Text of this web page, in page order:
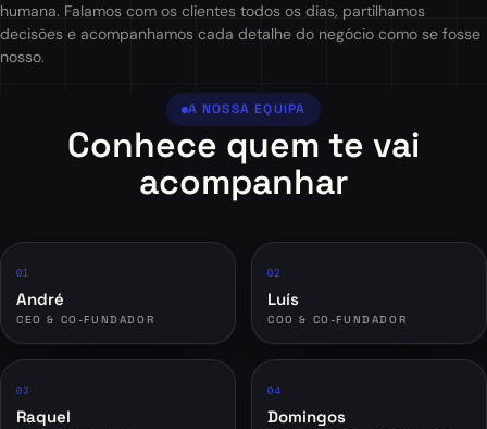
humana. Falamos com os clientes todos os dias, partilhamos
decisões e acompanhamos cada detalhe do negócio como se fosse
nosso.
A NOSSA EQUIPA
Conhece quem te vai
acompanhar
01
André
CEO & CO-FUNDADOR
02
Luís
COO & CO-FUNDADOR
03
Raquel
04
Domingos